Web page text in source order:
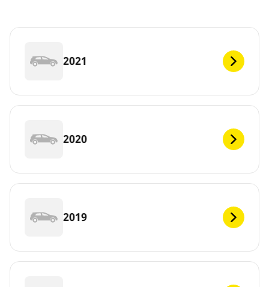
2021
2020
2019